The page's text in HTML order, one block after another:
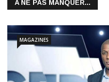
A NE PAS MANQUER...
MAGAZINES